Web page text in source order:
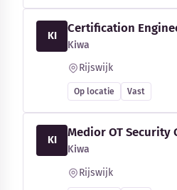
KI
Certification
Kiwa
Rijswijk
Op locatie Vast
KI
Medior OT Security
Kiwa
Rijswijk